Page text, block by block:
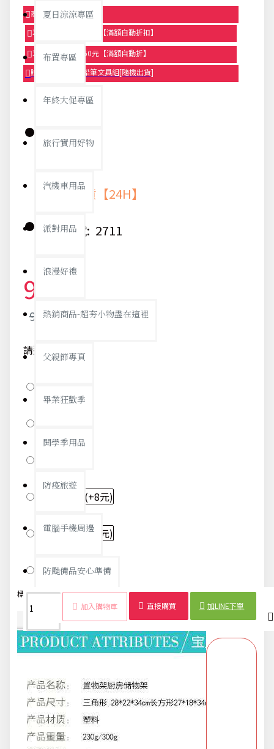
夏日涼涼專區
布置專區
年終大促專區
旅行實用好物
汽機車用品
派對用品
浪漫好禮
熱銷商品-超夯小物盡在這裡
父親節專頁
畢業狂歡季
開學季用品
防疫旅遊
電腦手機周邊
防颱備品安心準備
冬季專區
寵物/玩具
居家收納
文具禮品
商品95折【今日限定】
享滿1000元折100元【滿額自動折扣】
享滿2000元折250元【滿額自動折】
贈品-滿899送色鉛筆文具組[隨機出貨]
快速出貨【24H】
貨號: 2711
93元
97元
請選擇款式
(+8元)
方形-粉紅(+8元)
方形-綠色(+8元)
加入購物車 直接購買 加LINE下單
標籤： 置物架 三層 浴室 廚房 塑膠 收納架 儲物 多功能
商品詳情 配送時間